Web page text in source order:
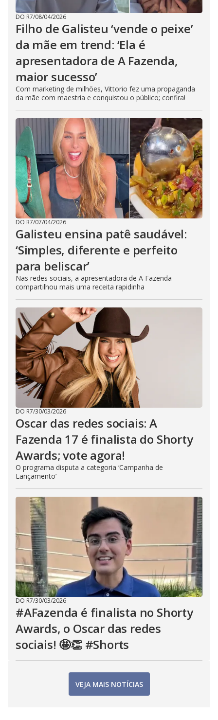
DO R7/08/04/2026
Filho de Galisteu ‘vende o peixe’
da mãe em trend: ‘Ela é
apresentadora de A Fazenda,
maior sucesso’
Com marketing de milhões, Vittorio fez uma propaganda
da mãe com maestria e conquistou o público; confira!
DO R7/07/04/2026
Galisteu ensina patê saudável:
‘Simples, diferente e perfeito
para beliscar’
Nas redes sociais, a apresentadora de A Fazenda
compartilhou mais uma receita rapidinha
DO R7/30/03/2026
Oscar das redes sociais: A
Fazenda 17 é finalista do Shorty
Awards; vote agora!
O programa disputa a categoria ‘Campanha de
Lançamento’
DO R7/30/03/2026
#AFazenda é finalista no Shorty
Awards, o Oscar das redes
sociais! 🤩👏 #Shorts
VEJA MAIS NOTÍCIAS